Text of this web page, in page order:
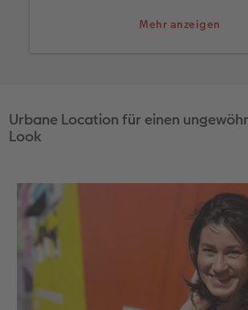
Mehr anzeigen
Durch ein paar Wolken ergibt sich
außerdem im (Halb-)Schatten unter
Urbane Location für einen
Look